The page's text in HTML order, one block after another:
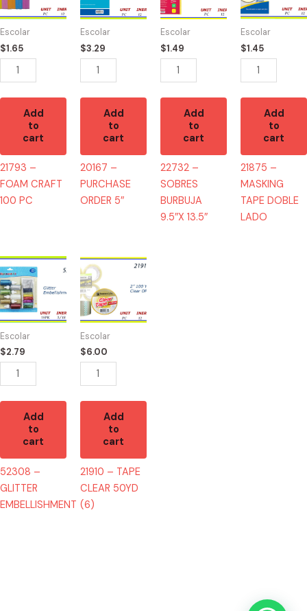
Escolar
$1.65
CRAFT
100
PC
quantity
Add
to
cart
21793 –
FOAM CRAFT
100 PC
Escolar
$3.29
ORDER
5"
quantity
Add
to
cart
20167 –
PURCHASE
ORDER 5″
Escolar
$1.49
BURBUJA
9.5"X
13.5"
quantity
Add
to
cart
22732 –
SOBRES
BURBUJA
9.5″X 13.5″
Escolar
$1.45
TAPE
DOBLE
LADO
quantity
Add
to
cart
21875 –
MASKING
TAPE DOBLE
LADO
Escolar
$2.79
52308
-
GLITTER
EMBELLISHMENT
quantity
Add
to
cart
52308 –
GLITTER
EMBELLISHMENT
Escolar
$6.00
21910
-
TAPE
CLEAR
50YD
(6)
quantity
Add
to
cart
21910 – TAPE
CLEAR 50YD
(6)